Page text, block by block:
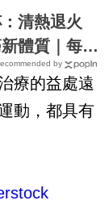
日健康 Hea
清熱退火
體質｜每日
by
療的益處遠
動，都具有